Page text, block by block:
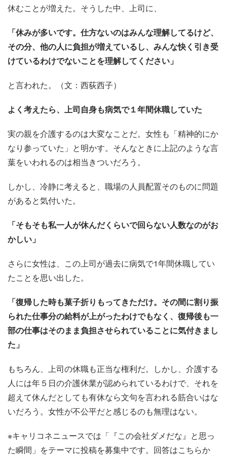
休むことが増えた。そうした中、上司に、
「休みが多いです。仕方ないのはみんな理解してるけど、
その分、他の人に負担が増えているし、みんな快く引き受
けているわけでないことを理解してください」
と言われた。（文：西荻西子）
よく考えたら、上司自身も病気で１年間休職していた
実の親を介護するのは大変なことだ。女性も「精神的にか
なり参っていた」と明かす。そんなときに上記のような言
葉をいわれるのは相当きついだろう。
しかし、冷静に考えると、職場の人員配置そのものに問題
があると気付いた。
「そもそも私一人が休んだくらいで回らない人数なのがお
かしい」
さらに女性は、この上司が過去に病気で1年間休職してい
たことを思い出した。
「復帰した時も菓子折りもってきただけ。その間に割り振
られた仕事分の給料が上がったわけでもなく、復帰後も一
部の仕事はそのまま負担させられていることに気付きまし
た」
もちろん、上司の休職も正当な権利だ。しかし、介護する
人には年５日の介護休業が認められているわけで、それを
超えて休んだとしても有休なら文句を言われる筋合いはな
いだろう。女性が不公平だと感じるのも無理はない。
※キャリコネニュースでは「『この会社ダメだな』と思っ
た瞬間」をテーマに投稿を募集中です。回答はこちらか